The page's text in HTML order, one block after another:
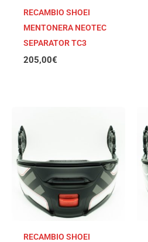
RECAMBIO SHOEI
MENTONERA NEOTEC
SEPARATOR TC3
205,00€
RECAMBIO SHOEI